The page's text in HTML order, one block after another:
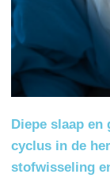
Diepe slaap
cyclus in de
stofwisseling